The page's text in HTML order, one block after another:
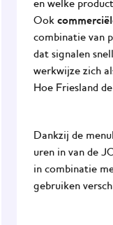
en welke
Ook
combinatie van
dat signalen
werkwijze zich
Hoe Friesland
Dankzij de
uren in van de
in combinatie
gebruiken